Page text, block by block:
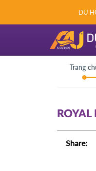
DU
Trang
Share: